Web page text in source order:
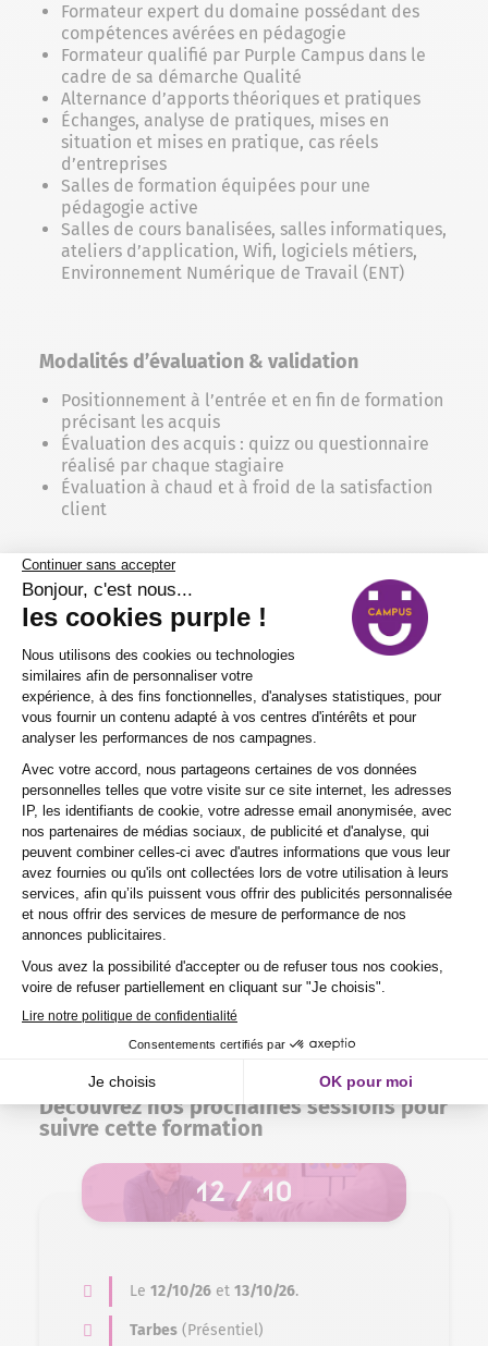
Formateur expert du domaine possédant des
compétences avérées en pédagogie
Formateur qualifié par Purple Campus dans le
cadre de sa démarche Qualité
Alternance d’apports théoriques et pratiques
Échanges, analyse de pratiques, mises en
situation et mises en pratique, cas réels
d’entreprises
Salles de formation équipées pour une
pédagogie active
Salles de cours banalisées, salles informatiques,
ateliers d’application, Wifi, logiciels métiers,
Environnement Numérique de Travail (ENT)
Modalités d’évaluation & validation
Positionnement à l’entrée et en fin de formation
précisant les acquis
Évaluation des acquis : quizz ou questionnaire
réalisé par chaque stagiaire
Évaluation à chaud et à froid de la satisfaction
client
Processus d'inscription et opportunités
offertes par Purple Campus
Comment procéder à votre
inscription pour la formation Mener
une négociation commerciale chez
Purple Campus ?
Combien de temps dure une
formation professionnelle chez
Purple Campus ?
Y a-t-il un suivi post-formation pour
Découvrez nos prochaines sessions pour
suivre cette formation
12 / 10
Le 12/10/26 et 13/10/26.
Tarbes (Présentiel)